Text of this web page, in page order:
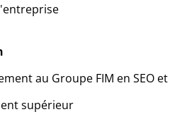
au Groupe FIM en
supérieur